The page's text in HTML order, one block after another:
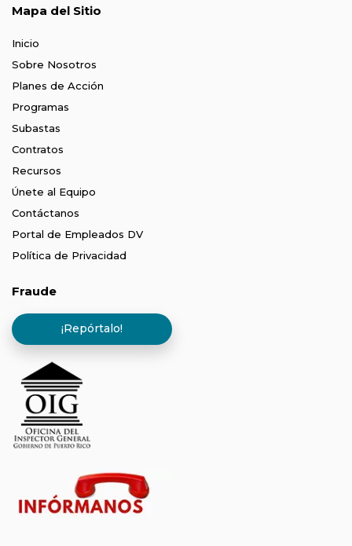
Mapa del Sitio
Inicio
Sobre Nosotros
Planes de Acción
Programas
Subastas
Contratos
Recursos
Únete al Equipo
Contáctanos
Portal de Empleados DV
Política de Privacidad
Fraude
¡Repórtalo!